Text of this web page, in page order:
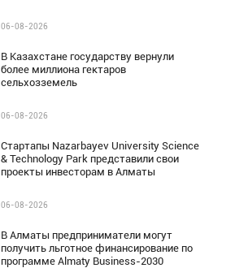
06-08-2026
В Казахстане государству вернули
более миллиона гектаров
сельхозземель
06-08-2026
Стартапы Nazarbayev University Science
& Technology Park представили свои
проекты инвесторам в Алматы
06-08-2026
В Алматы предприниматели могут
получить льготное финансирование по
программе Almaty Business-2030